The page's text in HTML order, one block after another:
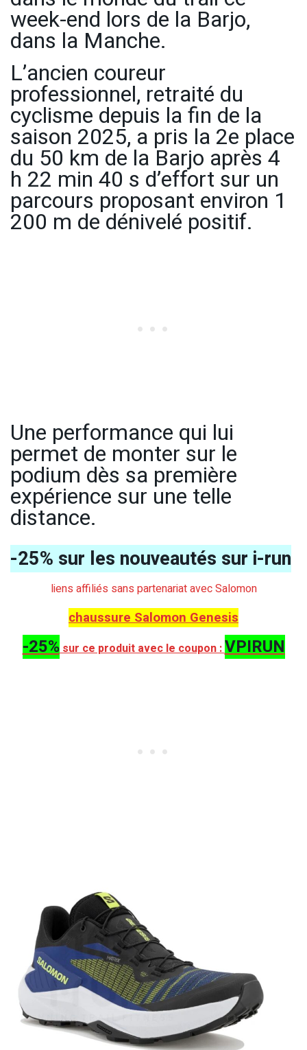
week-end lors de la Barjo,
dans la Manche.
L’ancien coureur
professionnel, retraité du
cyclisme depuis la fin de la
saison 2025, a pris la 2e place
du 50 km de la Barjo après 4
h 22 min 40 s d’effort sur un
parcours proposant environ 1
200 m de dénivelé positif.
Une performance qui lui
permet de monter sur le
podium dès sa première
expérience sur une telle
distance.
-25% sur les nouveautés sur i-run
liens affiliés sans partenariat avec Salomon
chaussure Salomon Genesis
-25%sur ce produit avec le coupon :VPIRUN